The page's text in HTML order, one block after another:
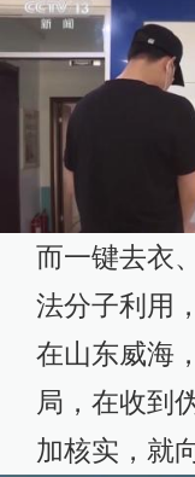
而一键去衣
法分子利用
在山东威海
局，在收到
加核实，就